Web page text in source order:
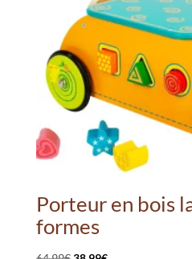
du
Porteur en bois
formes